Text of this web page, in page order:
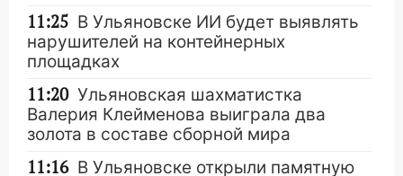
11:25 В Ульяновске ИИ будет выявлять
нарушителей на контейнерных
площадках
11:20 Ульяновская шахматистка
Валерия Клейменова выиграла два
золота в составе сборной мира
11:16 В Ульяновске открыли памятную